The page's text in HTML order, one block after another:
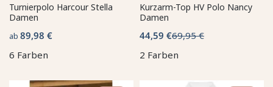
Turnierpolo Harcour Stella
Damen
ab 89,98 €
6 Farben
Kurzarm-Top HV Polo Nancy
Damen
44,59 €69,95 €
2 Farben